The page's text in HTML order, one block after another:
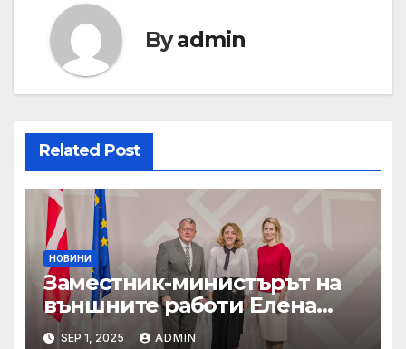
Byadmin
Related Post
НОВИНИ
Заместник-министърът на
външните работи Елена
Шекерлетова участва в
SEP 1, 2025 ADMIN